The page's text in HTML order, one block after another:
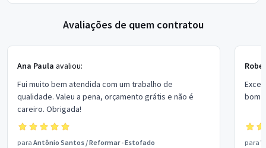
Avaliações de quem contratou
Ana Paula avaliou:
Fui muito bem atendida com um trabalho de
qualidade. Valeu a pena, orçamento grátis e não é
careiro. Obrigada!
para Antônio Santos /Reformar - Estofado
bom
para